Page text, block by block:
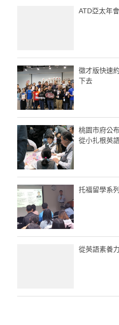
ATD亞太年
徵才版快速
下去
桃園市府公
從小扎根英
托福留學系
從英語素養